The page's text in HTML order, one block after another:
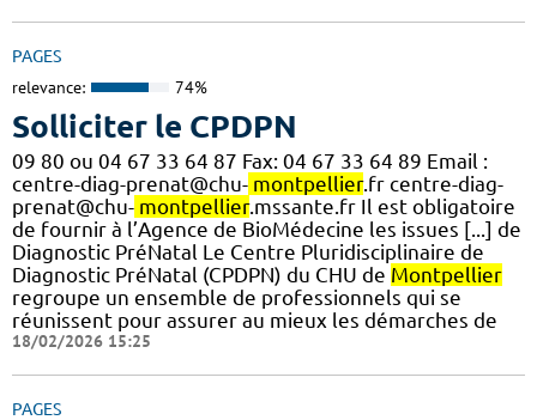
PAGES
relevance: 74%
Solliciter le CPDPN
09 80 ou 04 67 33 64 87 Fax: 04 67 33 64 89 Email :
centre-diag-prenat@chu- montpellier.fr centre-diag-
prenat@chu- montpellier.mssante.fr Il est obligatoire
de fournir à l’Agence de BioMédecine les issues [...] de
Diagnostic PréNatal Le Centre Pluridisciplinaire de
Diagnostic PréNatal (CPDPN) du CHU de Montpellier
regroupe un ensemble de professionnels qui se
réunissent pour assurer au mieux les démarches de
18/02/2026 15:25
PAGES